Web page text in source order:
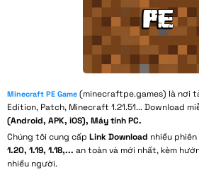
Minecraft PE Game(minecraftpe.games) là nơi
Edition, Patch, Minecraft 1.21.51... Download
(Android, APK, iOS), Máy tính PC.
Chúng tôi cung cấp Link Download nhiều
1.20, 1.19, 1.18,... an toàn và mới nhất, kèm
nhiều người.